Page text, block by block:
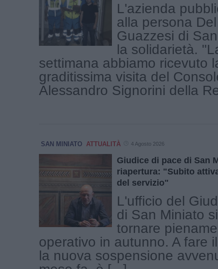
L'azienda
alla persona
Guazzesi di
la solidarietà.
settimana abbiamo ricevuto
graditissima visita del
Alessandro Signorini della
SAN MINIATO ATTUALITÀ 4 Agosto 2026
Giudice di pace di San
riapertura: "Subito
del servizio"
L'ufficio del
di San Miniato
tornare
operativo in autunno. A fare
la nuova sospensione